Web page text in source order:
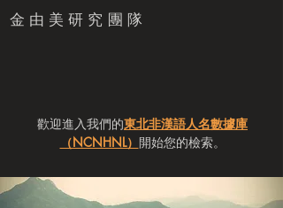
​金由美研究團隊
歡迎進入我們的東北非漢語人名數據庫
（NCNHNL） 開始您的檢索。